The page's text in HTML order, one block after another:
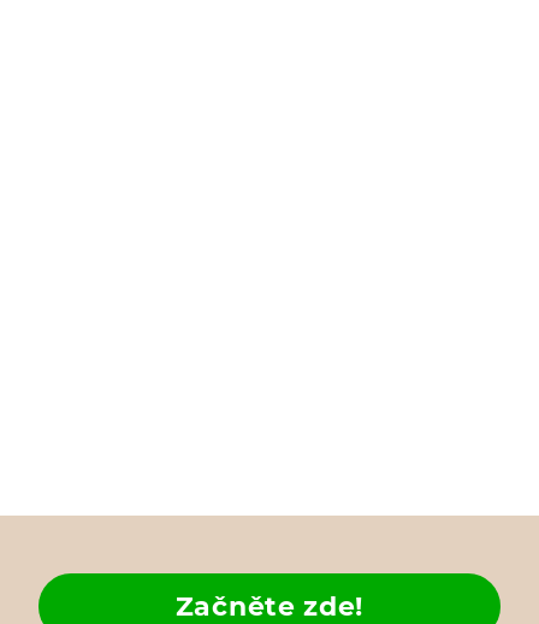
Začněte zde!